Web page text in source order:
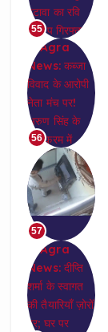
55
56
57